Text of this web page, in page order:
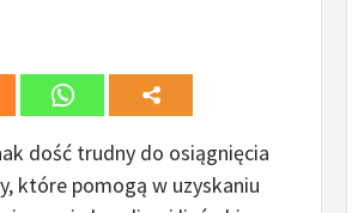
dość trudny do osiągnięcia
które pomogą w uzyskaniu